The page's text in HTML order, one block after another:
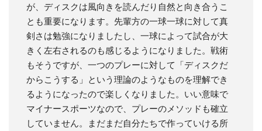
が、ディスクは風向きを読んだり自然と向き合うこ
とも重要になります。先輩方の一球一球に対して真
剣さは勉強になりましたし、一球によって試合が大
きく左右されるのも感じるようになりました。戦術
もそうですが、一つのプレーに対して「ディスクだ
からこうする」という理論のようなものを理解でき
るようになったので楽しくなりました。いい意味で
マイナースポーツなので、プレーのメソッドも確立
していません。まだまだ自分たちで作っていける所